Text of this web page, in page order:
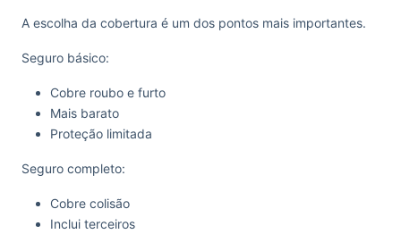
A escolha da cobertura é um dos pontos mais importantes.
Seguro básico:
Cobre roubo e furto
Mais barato
Proteção limitada
Seguro completo:
Cobre colisão
Inclui terceiros